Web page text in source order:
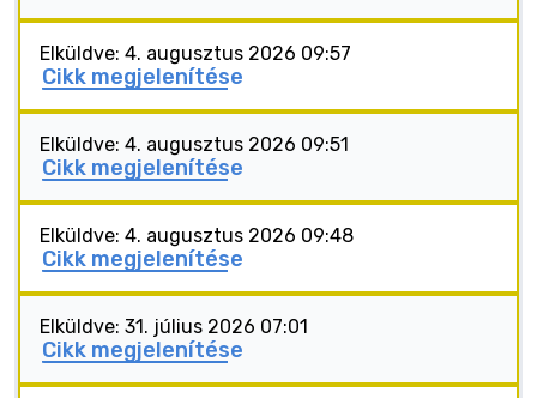
Elküldve: 4. augusztus 2026 09:57
Cikk megjelenítése
Elküldve: 4. augusztus 2026 09:51
Cikk megjelenítése
Elküldve: 4. augusztus 2026 09:48
Cikk megjelenítése
Elküldve: 31. július 2026 07:01
Cikk megjelenítése